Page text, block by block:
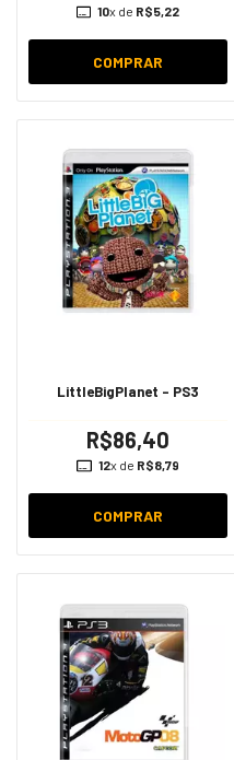
10x de R$5,22
COMPRAR
LittleBigPlanet - PS3
R$86,40
12x de R$8,79
COMPRAR